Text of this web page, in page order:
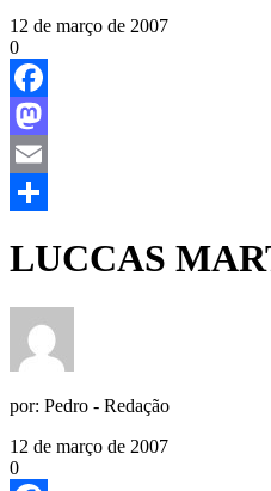
12 de março de 2007
0
Facebook
Mastodon
Email
LUCCAS
por: Pedro - Redação
12 de março de 2007
0